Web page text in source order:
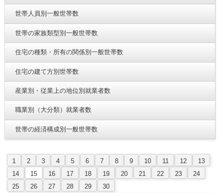
世帯人員別一般世帯数
世帯の家族類型別一般世帯数
住宅の種類・所有の関係別一般世帯数
住宅の建て方別世帯数
産業別・従業上の地位別就業者数
職業別（大分類）就業者数
世帯の経済構成別一般世帯数
1 2 3 4 5 6 7 8 9 10 11 12
13
14
15 16 17 18 19 20 21 22 23
24
25
26 27 28 29
30